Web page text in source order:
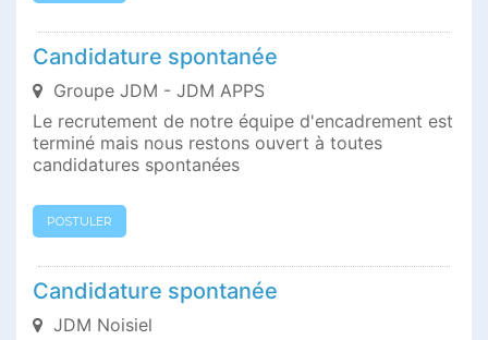
Candidature spontanée
Groupe JDM - JDM APPS
Le recrutement de notre équipe d'encadrement est
terminé mais nous restons ouvert à toutes
candidatures spontanées
POSTULER
Candidature spontanée
JDM Noisiel